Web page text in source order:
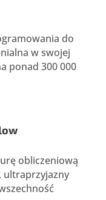
do
w swojej
ponad 300 000
obliczeniową
ultraprzyjazny